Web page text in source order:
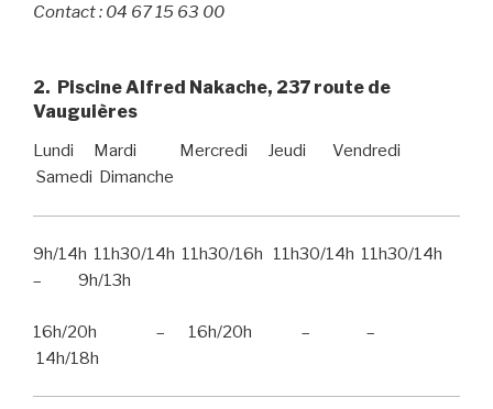
Contact: 04 67 15 63 00
2. Piscine Alfred Nakache, 237 route de
Vauguières
Lundi Mardi Mercredi Jeudi Vendredi
Samedi Dimanche
9h/14h 11h30/14h 11h30/16h 11h30/14h 11h30/14h
– 9h/13h
16h/20h – 16h/20h – –
14h/18h